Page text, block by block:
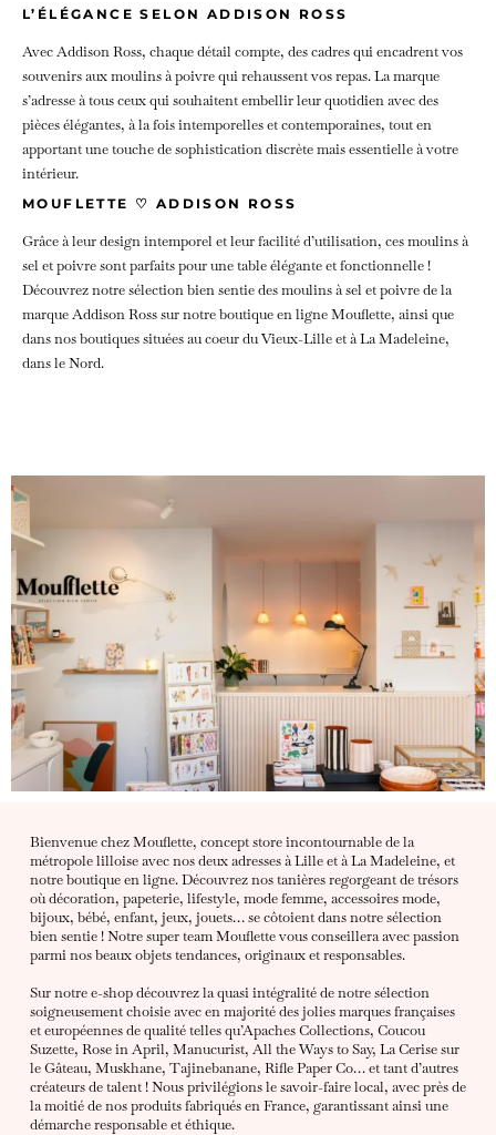
L’ÉLÉGANCE SELON ADDISON ROSS
Avec Addison Ross, chaque détail compte, des cadres qui encadrent vos
souvenirs aux moulins à poivre qui rehaussent vos repas. La marque
s’adresse à tous ceux qui souhaitent embellir leur quotidien avec des
pièces élégantes, à la fois intemporelles et contemporaines, tout en
apportant une touche de sophistication discrète mais essentielle à votre
intérieur.
MOUFLETTE ♡ ADDISON ROSS
Grâce à leur design intemporel et leur facilité d’utilisation, ces moulins à
sel et poivre sont parfaits pour une table élégante et fonctionnelle !
Découvrez notre sélection bien sentie des moulins à sel et poivre de la
marque Addison Ross sur notre boutique en ligne Mouflette, ainsi que
dans nos boutiques situées au coeur du Vieux-Lille et à La Madeleine,
dans le Nord.
Bienvenue chez Mouflette, concept store incontournable de la
métropole lilloise avec nos deux adresses à Lille et à La Madeleine, et
notre boutique en ligne. Découvrez nos tanières regorgeant de trésors
où décoration, papeterie, lifestyle, mode femme, accessoires mode,
bijoux, bébé, enfant, jeux, jouets… se côtoient dans notre sélection
bien sentie ! Notre super team Mouflette vous conseillera avec passion
parmi nos beaux objets tendances, originaux et responsables.
Sur notre e-shop découvrez la quasi intégralité de notre sélection
soigneusement choisie avec en majorité des jolies marques françaises
et européennes de qualité telles qu’Apaches Collections, Coucou
Suzette, Rose in April, Manucurist, All the Ways to Say, La Cerise sur
le Gâteau, Muskhane, Tajinebanane, Rifle Paper Co… et tant d’autres
créateurs de talent ! Nous privilégions le savoir-faire local, avec près de
la moitié de nos produits fabriqués en France, garantissant ainsi une
démarche responsable et éthique.